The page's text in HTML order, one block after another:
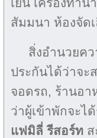
สัมมนา ห้องจัด
สิ่งอำนวยค
ประกันได้ว่าจะ
จอดรถ, ร้านอา
ว่าผู้เข้าพักจะไ
แฟมิลี่ รีสอร์ท